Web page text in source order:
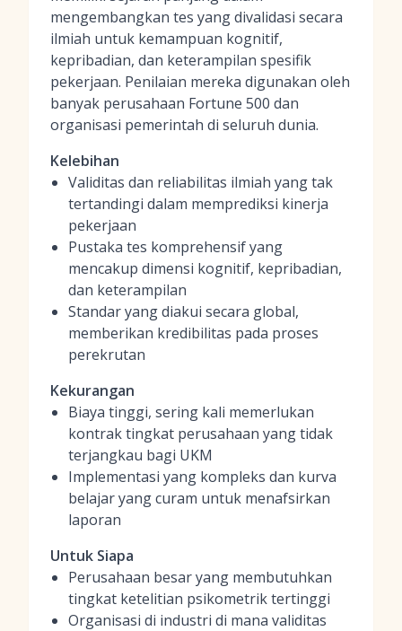
mengembangkan tes yang divalidasi secara
ilmiah untuk kemampuan kognitif,
kepribadian, dan keterampilan spesifik
pekerjaan. Penilaian mereka digunakan oleh
banyak perusahaan Fortune 500 dan
organisasi pemerintah di seluruh dunia.
Kelebihan
Validitas dan reliabilitas ilmiah yang tak
tertandingi dalam memprediksi kinerja
pekerjaan
Pustaka tes komprehensif yang
mencakup dimensi kognitif, kepribadian,
dan keterampilan
Standar yang diakui secara global,
memberikan kredibilitas pada proses
perekrutan
Kekurangan
Biaya tinggi, sering kali memerlukan
kontrak tingkat perusahaan yang tidak
terjangkau bagi UKM
Implementasi yang kompleks dan kurva
belajar yang curam untuk menafsirkan
laporan
Untuk Siapa
Perusahaan besar yang membutuhkan
tingkat ketelitian psikometrik tertinggi
Organisasi di industri di mana validitas